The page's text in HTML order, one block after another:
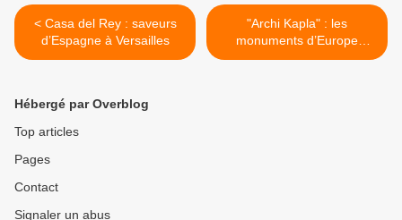
< Casa del Rey : saveurs
d’Espagne à Versailles
"Archi Kapla" : les
monuments d’Europe
s’invitent à Versailles >
Hébergé par Overblog
Top articles
Pages
Contact
Signaler un abus